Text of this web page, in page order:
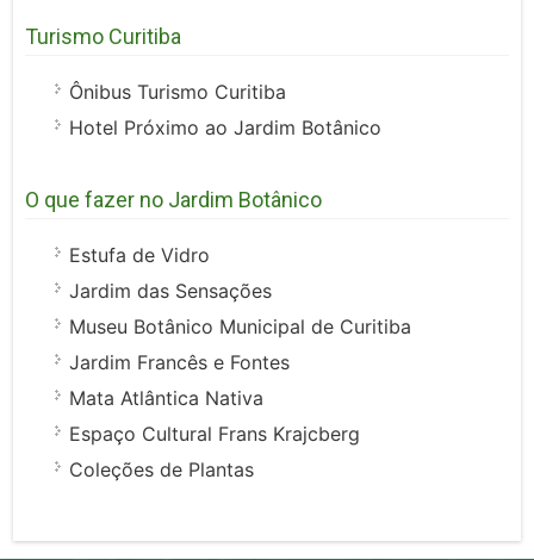
Turismo Curitiba
Ônibus Turismo Curitiba
Hotel Próximo ao Jardim Botânico
O que fazer no Jardim Botânico
Estufa de Vidro
Jardim das Sensações
Museu Botânico Municipal de Curitiba
Jardim Francês e Fontes
Mata Atlântica Nativa
Espaço Cultural Frans Krajcberg
Coleções de Plantas